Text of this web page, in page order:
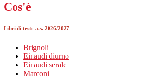
Cos'è
Libri di testo a.s. 2026/2027
Brignoli
Einaudi diurno
Einaudi serale
Marconi